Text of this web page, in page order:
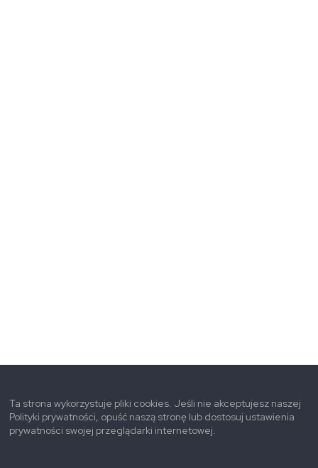
Ta strona wykorzystuje pliki cookies. Jeśli nie akceptujesz naszej
Polityki prywatności, opuść naszą stronę lub dostosuj ustawienia
prywatności swojej przeglądarki internetowej.